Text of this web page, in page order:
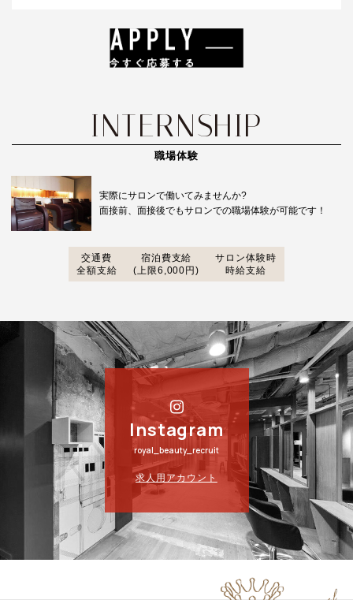
職場体験
実際にサロンで働いてみませんか?
面接前、面接後でもサロンでの職場体験が可能です！
交通費
全額支給
宿泊費支給
(上限6,000円)
サロン体験時
時給支給
Instagram
royal_beauty_recruit
求人用アカウント